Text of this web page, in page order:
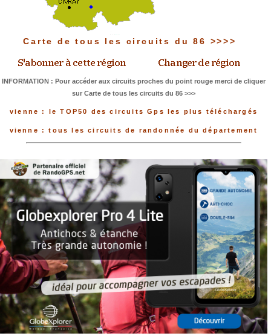
Carte de tous les circuits du 86 >>>>
INFORMATION : Pour accéder aux circuits proches du point rouge merci de cliquer
sur Carte de tous les circuits du 86 >>>
vienne : le TOP50 des circuits Gps les plus téléchargés
vienne : tous les circuits de randonnée du département